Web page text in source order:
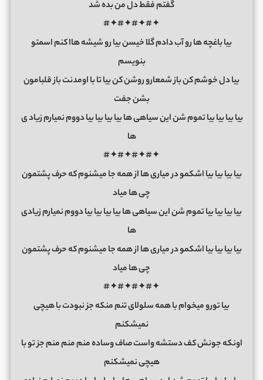
گفتم فقط دل من بده شد
✦#✦#✦#✦#
بیا باغچه ها رو آب دادم گلا خیسن بیا رو شیشه هاا کنم اسمتو
بنویسم
بیا دل خوشم کن باز شمعارو روشن کن بیا تا با اومدنت باز قلبامون
بشن جفت
بیا بیا بیا بیا تموم شن این سیاهی ها بیا بیا بیا بیا دووم نمیارم زیادی
ها
✦#✦#✦#✦#
بیا بیا بیا بیا اشکمو در میاری ها از همه جا میشنوم که حرف پشتمون
چی ها میاد
بیا بیا بیا بیا تموم شن این سیاهی ها بیا بیا بیا بیا دووم نمیارم زیادی
ها
بیا بیا بیا بیا اشکمو در میاری ها از همه جا میشنوم که حرف پشتمون
چی ها میاد
✦#✦#✦#✦#
بیا تورو میخوام با همه سلولای تنم منکه جز نبودت با هیچی
نمیشکنم
اونکه جونش کف دستشه واست صاف و‌ساده منم منم منم جز تو با
هیچی نمیشکنم